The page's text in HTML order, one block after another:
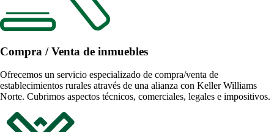
Compra / Venta de inmuebles
Ofrecemos un servicio especializado de compra/venta de
establecimientos rurales através de una alianza con Keller Williams
Norte. Cubrimos aspectos técnicos, comerciales, legales e impositivos.